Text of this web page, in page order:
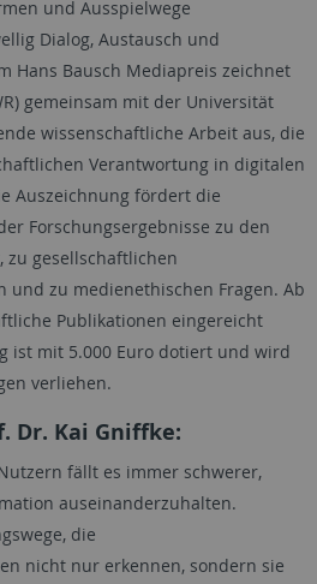
und Ausspielwege
Dialog, Austausch und
Hans Bausch Mediapreis zeichnet
gemeinsam mit der Universität
wissenschaftliche Arbeit aus, die
Verantwortung in digitalen
Auszeichnung fördert die
Forschungsergebnisse zu den
zu gesellschaftlichen
und zu medienethischen Fragen. Ab
Publikationen eingereicht
ist mit 5.000 Euro dotiert und wird
verliehen.
Dr. Kai Gniffke:
fällt es immer schwerer,
auseinanderzuhalten.
die
nicht nur erkennen, sondern sie